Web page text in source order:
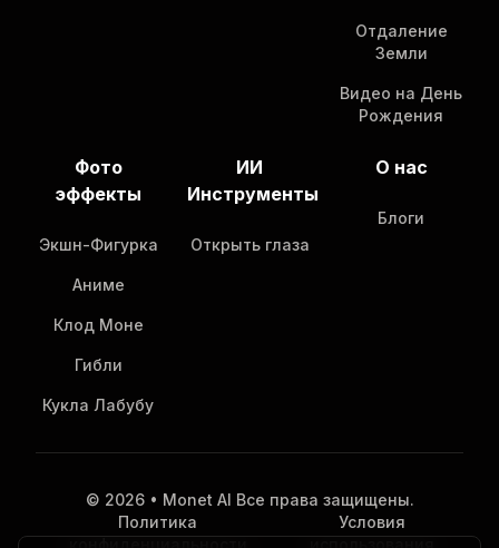
Отдаление
Земли
Видео на День
Рождения
Фото
эффекты
Экшн-Фигурка
Аниме
Клод Моне
Гибли
Кукла Лабубу
ИИ
Инструменты
Открыть глаза
О нас
Блоги
© 2026 • Monet AI Все права защищены.
Политика
Условия